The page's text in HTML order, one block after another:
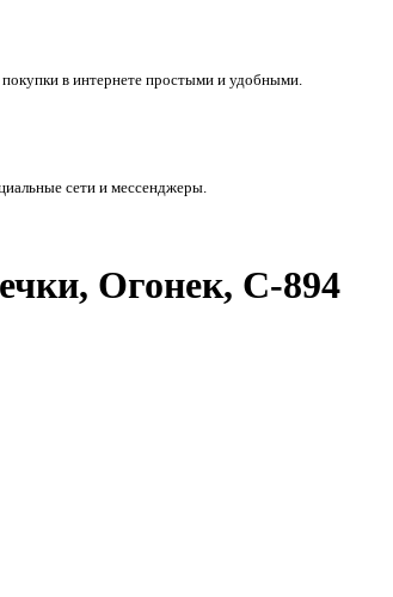
в интернете простыми и удобными.
сети и мессенджеры.
Огонек, С-894